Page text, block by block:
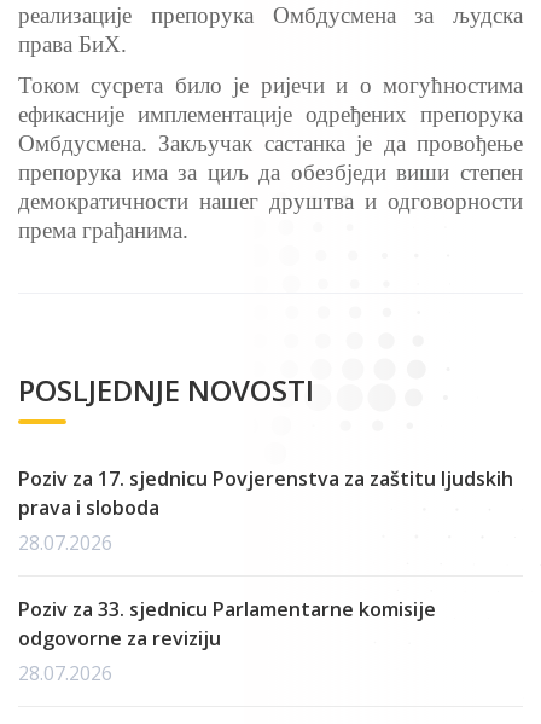
реализације препорука Омбдусмена за људска
права БиХ.
Током сусрета било је ријечи и о могућностима
ефикасније имплементације одређених препорука
Омбдусмена. Закључак састанка је да провођење
препорука има за циљ да обезбједи виши степен
демократичности нашег друштва и одговорности
према грађанима.
POSLJEDNJE NOVOSTI
Poziv za 17. sjednicu Povjerenstva za zaštitu ljudskih
prava i sloboda
28.07.2026
Poziv za 33. sjednicu Parlamentarne komisije
odgovorne za reviziju
28.07.2026